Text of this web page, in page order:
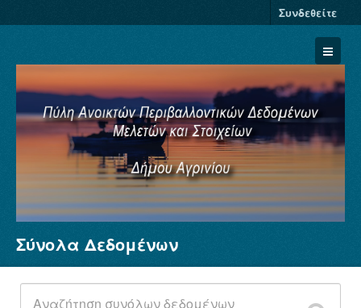
Συνδεθείτε
Σύνολα Δεδομένων
Φορείς
Ομάδες
Σύνολα Δεδομένων